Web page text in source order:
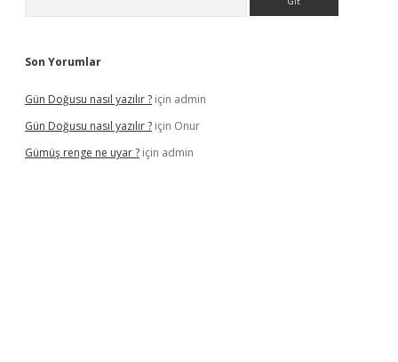
Son Yorumlar
Gün Doğusu nasıl yazılır ? için admin
Gün Doğusu nasıl yazılır ? için Onur
Gümüş renge ne uyar ? için admin